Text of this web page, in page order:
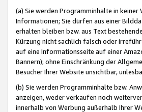
(a) Sie werden Programminhalte in
Informationen; Sie dürfen aus einer
erhalten bleiben bzw. aus Text
Kürzung nicht sachlich falsch oder
auf eine Informationsseite auf einer
Bannern); ohne Einschränkung der
Besucher Ihrer Website unsichtbar,
(b) Sie werden Programminhalte bzw.
anzeigen, weder verkaufen noch
innerhalb von Werbung außerhalb Ihrer